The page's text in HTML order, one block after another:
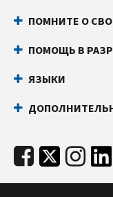
ПОМНИТЕ О
ПОМОЩЬ В
ЯЗЫКИ